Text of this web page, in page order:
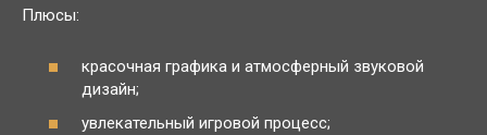
Плюсы:
красочная графика и атмосферный звуковой
дизайн;
увлекательный игровой процесс;